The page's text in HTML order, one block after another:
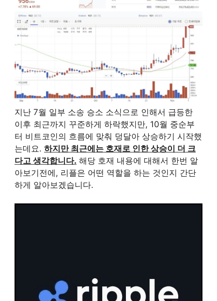
지난 7월 일부 소송 승소 소식으로 인해서 급등한
이후 최근까지 꾸준하게 하락했지만, 10월 중순부
터 비트코인의 흐름에 맞춰 덩달아 상승하기 시작했
는데요. 하지만 최근에는 호재로 인한 상승이 더 크
다고 생각합니다. 해당 호재 내용에 대해서 한번 알
아보기전에, 리플은 어떤 역할을 하는 것인지 간단
하게 알아보겠습니다.